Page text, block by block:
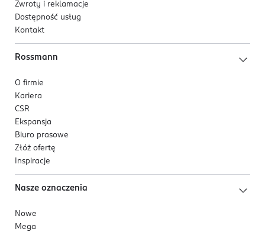
Zwroty i reklamacje
Dostępność usług
Kontakt
Rossmann
O firmie
Kariera
CSR
Ekspansja
Biuro prasowe
Złóż ofertę
Inspiracje
Nasze oznaczenia
Nowe
Mega